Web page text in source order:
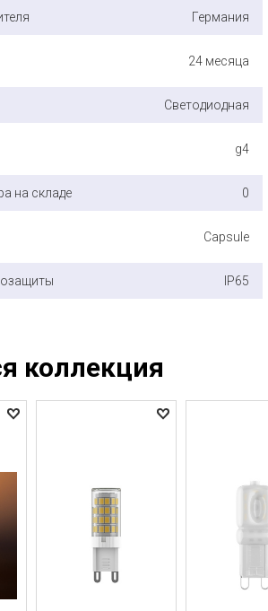
Германия
24 месяца
Светодиодная
g4
на складе 0
Capsule
IP65
коллекция